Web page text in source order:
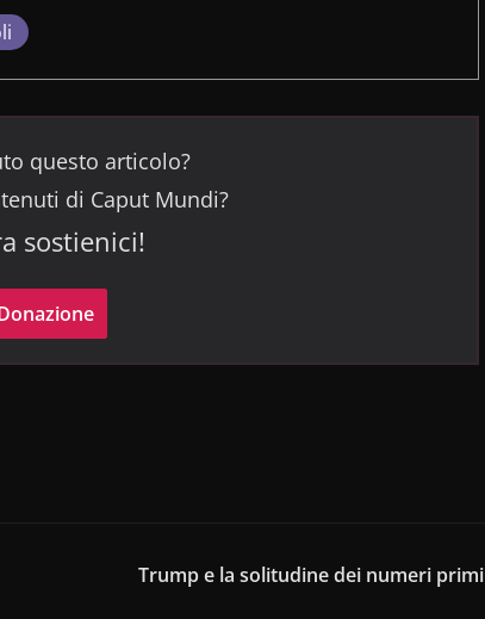
questo articolo?
di Caput Mundi?
sostienici!
Trump e la solitudine dei numeri primi